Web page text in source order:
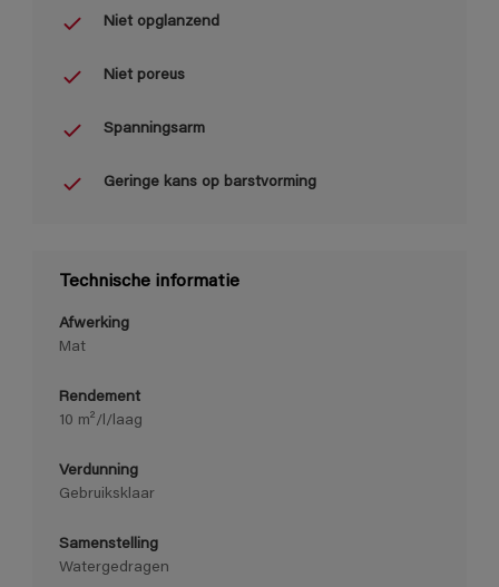
Niet opglanzend
Niet poreus
Spanningsarm
Geringe kans op barstvorming
Technische informatie
Afwerking
Mat
Rendement
10 m²/l/laag
Verdunning
Gebruiksklaar
Samenstelling
Watergedragen